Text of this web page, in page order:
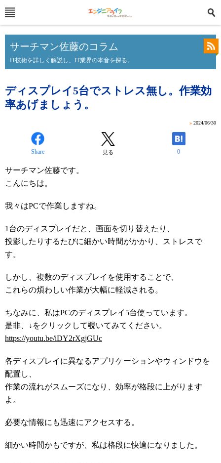
サーチマン佐藤のコラム
IT技術を詳しく解説し、IT業界の本音を探る。
ディスプレイ5台でストレス無し。作業効
率あげましょう。
» 2024/06/30
Share 見る 0
サーチマン佐藤です。
こんにちは。
我々はPCで作業しますね。
1台のディスプレイだと、画面を切り替えたり、
投影したりするたびに細かい時間がかかり、ストレスで
す。
しかし、複数のディスプレイを使用することで、
これらの煩わしい作業が大幅に軽減される。
ちなみに、私はPCのディスプレイ5台使っています。
是非、↓をクリックして覗いてみてください。
https://youtu.be/iDY2rXgjGUc
各ディスプレイに異なるアプリケーションやウィンドウを
配置し、
作業の流れがスムーズになり、効率が格段に上がります
よ。
必要な情報にも迅速にアクセスする。
細かい時間かもですが、私は格段に快適になりました。